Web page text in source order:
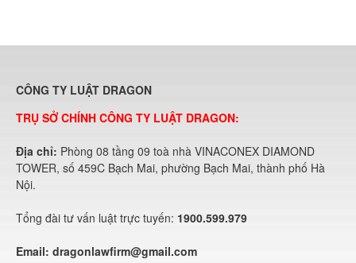
CÔNG TY LUẬT DRAGON
TRỤ SỞ CHÍNH CÔNG TY LUẬT DRAGON:
Địa chỉ: Phòng 08 tầng 09 toà nhà VINACONEX DIAMOND
TOWER, số 459C Bạch Mai, phường Bạch Mai, thành phố Hà
Nội.
Tổng đài tư vấn luật trực tuyến: 1900.599.979
Email: dragonlawfirm@gmail.com